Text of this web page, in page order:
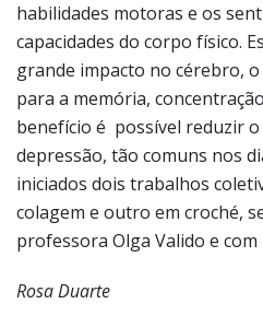
habilidades motoras e os
capacidades do corpo físico.
grande impacto no cérebro,
para a memória,
benefício é possível reduzir
depressão, tão comuns nos
iniciados dois trabalhos
colagem e outro em croché,
professora Olga Valido e
Rosa Duarte